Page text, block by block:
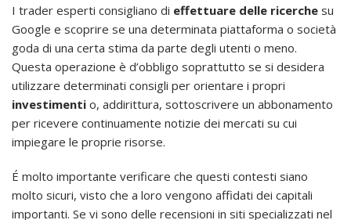
I trader esperti consigliano di effettuare delle ricerche su
Google e scoprire se una determinata piattaforma o società
goda di una certa stima da parte degli utenti o meno.
Questa operazione è d’obbligo soprattutto se si desidera
utilizzare determinati consigli per orientare i propri
investimenti o, addirittura, sottoscrivere un abbonamento
per ricevere continuamente notizie dei mercati su cui
impiegare le proprie risorse.
É molto importante verificare che questi contesti siano
molto sicuri, visto che a loro vengono affidati dei capitali
importanti. Se vi sono delle recensioni in siti specializzati nel